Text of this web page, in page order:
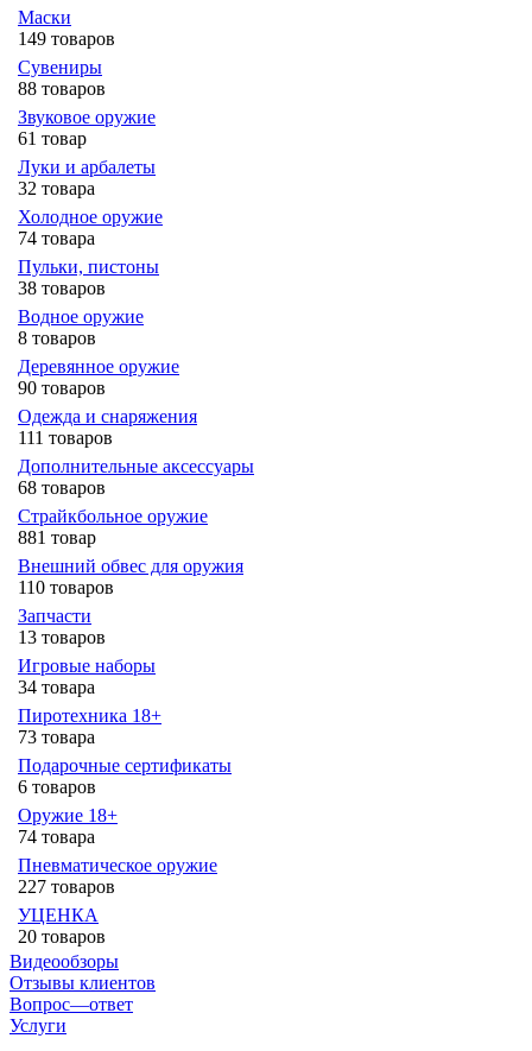
Маски
149 товаров
Сувениры
88 товаров
Звуковое оружие
61 товар
Луки и арбалеты
32 товара
Холодное оружие
74 товара
Пульки, пистоны
38 товаров
Водное оружие
8 товаров
Деревянное оружие
90 товаров
Одежда и снаряжения
111 товаров
Дополнительные аксессуары
68 товаров
Страйкбольное оружие
881 товар
Внешний обвес для оружия
110 товаров
Запчасти
13 товаров
Игровые наборы
34 товара
Пиротехника 18+
73 товара
Подарочные сертификаты
6 товаров
Оружие 18+
74 товара
Пневматическое оружие
227 товаров
УЦЕНКА
20 товаров
Видеообзоры
Отзывы клиентов
Вопрос—ответ
Услуги